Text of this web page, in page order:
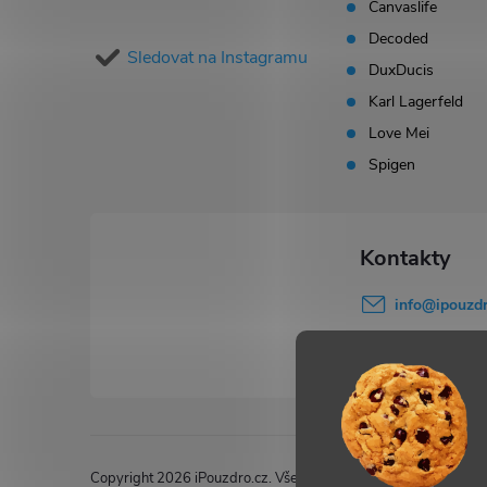
Sledovat na Instagramu
Canvaslife
Decoded
DuxDucis
Karl Lagerfeld
Love Mei
Spigen
info@
Copyright 2026 iPouzdro.cz. Všechna práva vyhrazena.